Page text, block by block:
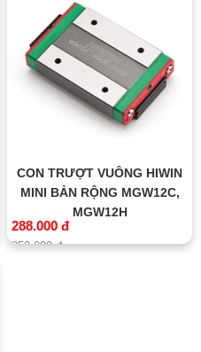
CON TRƯỢT VUÔNG HIWIN
MINI BẢN RỘNG MGW12C,
MGW12H
288.000 đ
350.000 đ